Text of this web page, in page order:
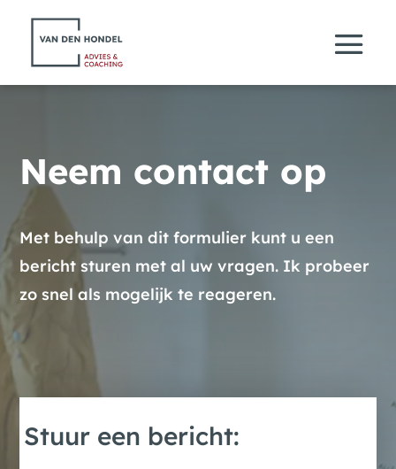
Neem contact op
Met behulp van dit formulier kunt u een
bericht sturen met al uw vragen. Ik probeer
zo snel als mogelijk te reageren.
Stuur een bericht: